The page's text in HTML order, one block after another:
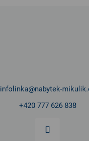
infolinka@nabytek-
+420 777 626 838